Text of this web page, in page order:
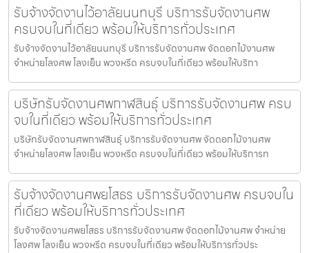
รับจ้างจัดงานไว้อาลัยนนทบุรี บริการรับจัดงานศพ
ครบจบในที่เดียว พร้อมให้บริการทั่วประเทศ
รับจ้างจัดงานไว้อาลัยนนทบุรี บริการรับจัดงานศพ จัดดอกไม้งานศพ
จำหน่ายโลงศพ โลงเย็น พวงหรีด ครบจบในที่เดียว พร้อมให้บริกา
บริษัทรับจัดงานศพกาฬสินธุ์ บริการรับจัดงานศพ ครบ
จบในที่เดียว พร้อมให้บริการทั่วประเทศ
บริษัทรับจัดงานศพกาฬสินธุ์ บริการรับจัดงานศพ จัดดอกไม้งานศพ
จำหน่ายโลงศพ โลงเย็น พวงหรีด ครบจบในที่เดียว พร้อมให้บริการท
รับจ้างจัดงานศพยโสธร บริการรับจัดงานศพ ครบจบใน
ที่เดียว พร้อมให้บริการทั่วประเทศ
รับจ้างจัดงานศพยโสธร บริการรับจัดงานศพ จัดดอกไม้งานศพ จำหน่าย
โลงศพ โลงเย็น พวงหรีด ครบจบในที่เดียว พร้อมให้บริการทั่วประ